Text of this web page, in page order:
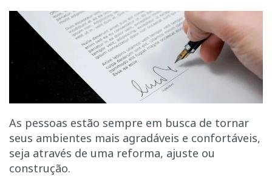
As pessoas estão sempre em busca de tornar
seus ambientes mais agradáveis e confortáveis,
seja através de uma reforma, ajuste ou
construção.